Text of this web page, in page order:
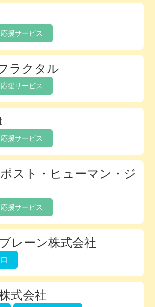
援サービス
ラクタル
援サービス
援サービス
スト・ヒューマン・ジ
援サービス
レーン株式会社
式会社